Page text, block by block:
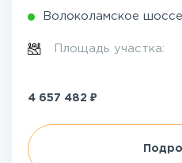
Волоколамское шоссе
Площадь участка:
4 657 482 ₽